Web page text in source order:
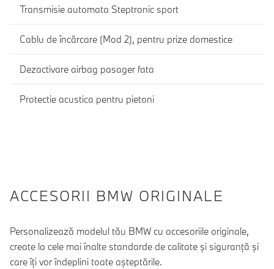
Transmisie automata Steptronic sport
Cablu de încărcare (Mod 2), pentru prize domestice
Dezactivare airbag pasager fata
Protectie acustica pentru pietoni
ACCESORII BMW ORIGINALE
Personalizează modelul tău BMW cu accesoriile originale,
create la cele mai înalte standarde de calitate şi siguranţă şi
care îţi vor îndeplini toate aşteptările.